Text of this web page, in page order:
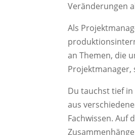
Veränderungen
Als
an Themen, die
Projektmanager,
Du tauchst tief
aus
Fachwissen. Auf